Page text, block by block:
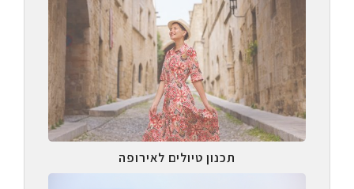
תכנון טיולים לאירופה